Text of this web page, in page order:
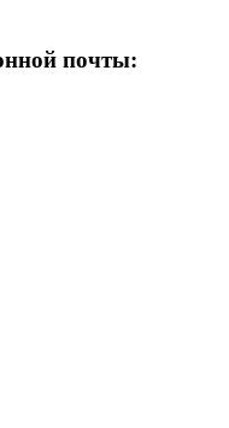
почты: